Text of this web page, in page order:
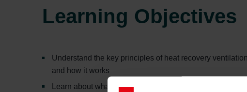
Learning Objectives
Understand the key principles of heat recovery ventilation
and how it works
Learn about what constitutes a High Code Level and